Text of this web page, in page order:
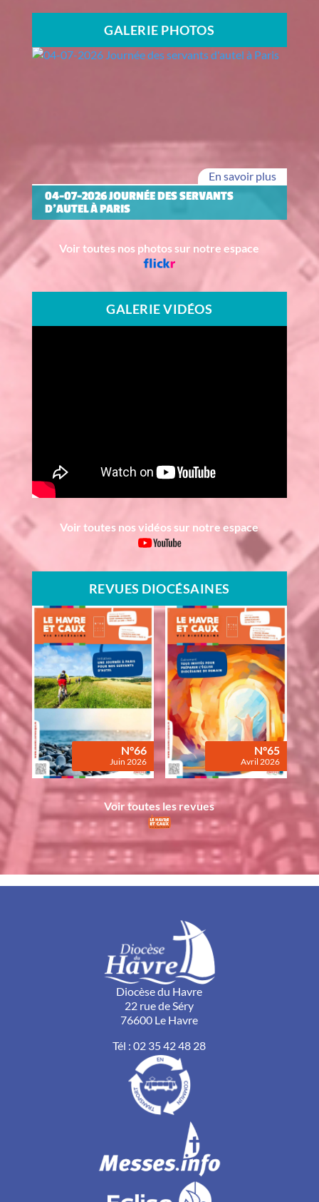
GALERIE PHOTOS
04-07-2026 JOURNÉE DES SERVANTS
D'AUTEL À PARIS
En savoir plus
Voir toutes nos photos sur notre espace
GALERIE VIDÉOS
Voir toutes nos vidéos sur notre espace
REVUES DIOCÉSAINES
N°66
Juin 2026
N°65
Avril 2026
Voir toutes les revues
Diocèse du Havre
22 rue de Séry
76600 Le Havre
Tél :02 35 42 48 28